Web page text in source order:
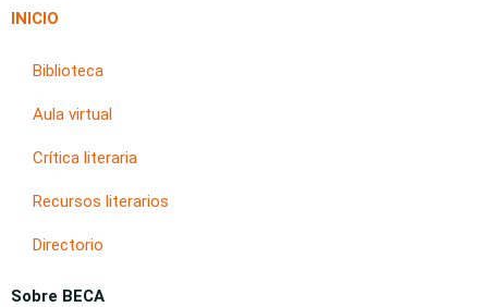
INICIO
Biblioteca
Aula virtual
Crítica literaria
Recursos literarios
Directorio
Sobre BECA